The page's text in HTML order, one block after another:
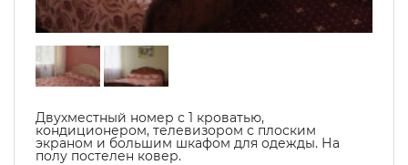
Двухместный номер с 1 кроватью,
кондиционером, телевизором с плоским
экраном и большим шкафом для одежды. На
полу постелен ковер.